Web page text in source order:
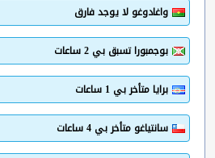
واغادوغو لا يوجد فارق
بوجمبورا تسبق بي 2 ساعات
برايا متأخر بي 1 ساعات
سانتياغو متأخر بي 4 ساعات